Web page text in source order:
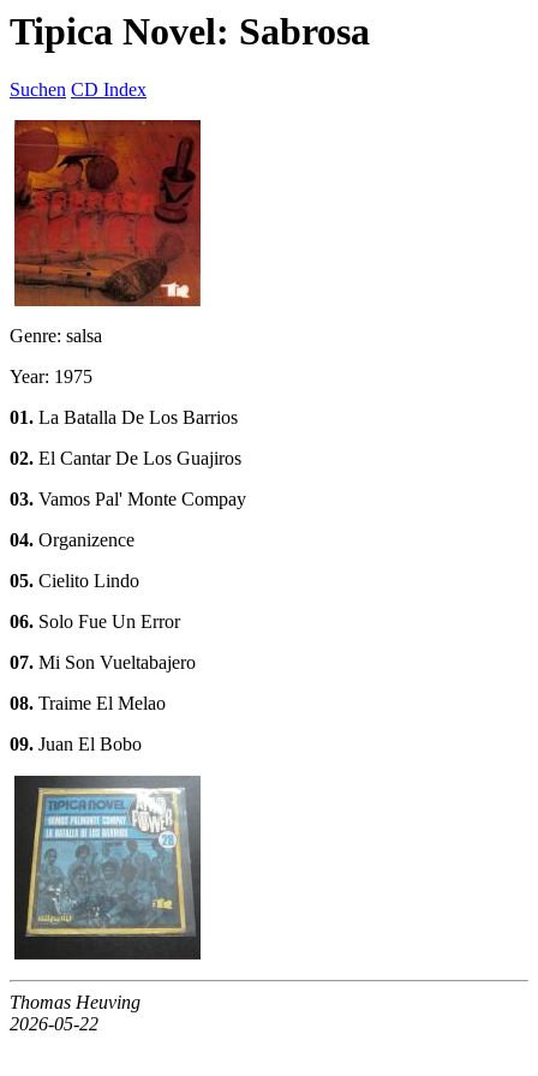
Tipica Novel: Sabrosa
Suchen CD Index
Genre: salsa
Year: 1975
01. La Batalla De Los Barrios
02. El Cantar De Los Guajiros
03. Vamos Pal' Monte Compay
04. Organizence
05. Cielito Lindo
06. Solo Fue Un Error
07. Mi Son Vueltabajero
08. Traime El Melao
09. Juan El Bobo
Thomas Heuving
2026-05-22